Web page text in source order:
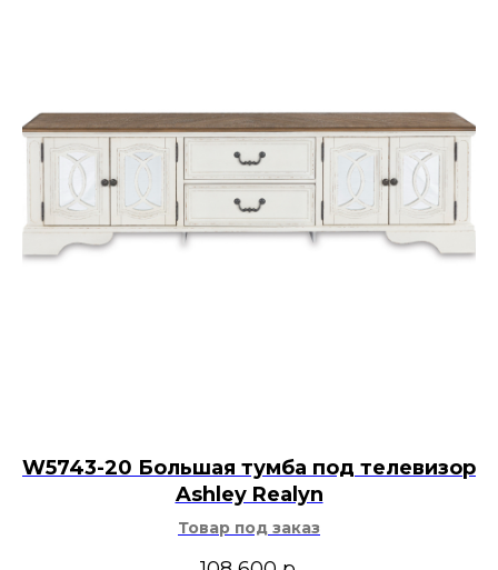
W5743-20 Большая тумба под телевизор
Ashley Realyn
Товар под заказ